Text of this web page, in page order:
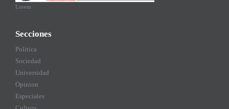
Lorem
Secciones
Politica
Sociedad
Universidad
Opinion
Especiales